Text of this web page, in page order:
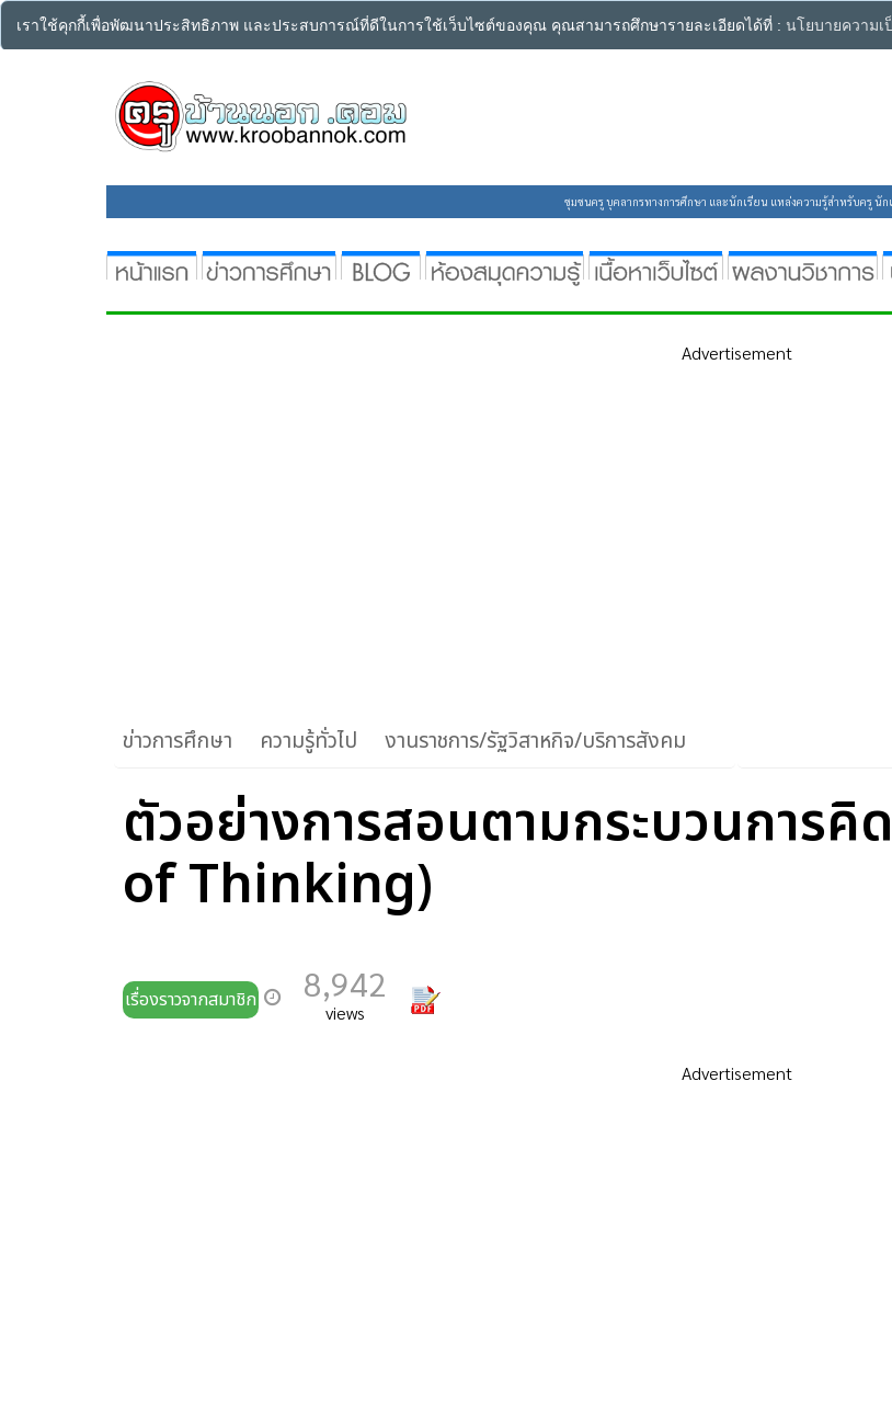
เราใช้คุกกี้เพื่อพัฒนาประสิทธิภาพ และประสบการณ์ที่ดีในการใช้เว็บไซต์ของคุณ คุณสามารถศึกษารายละเอียดได้ที่ : นโยบายความเ
ชุมชนครู บุคลากรทางการศึกษา และนักเรียน แหล่งความรู้สำหรับครู นั
Advertisement
ข่าวการศึกษา ความรู้ทั่วไป งานราชการ/รัฐวิสาหกิจ/บริการสังคม
ตัวอย่างการสอนตามกระบวนการคิ
of Thinking)
เรื่องราวจากสมาชิก 8,942
views
Advertisement